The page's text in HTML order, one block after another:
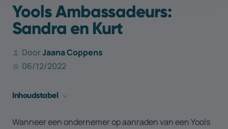
Yools Ambassadeurs:
Sandra en Kurt
DoorJaana Coppens
06/12/2022
Inhouds­tabel
Wanneer een ondernemer op aanraden van een Yools